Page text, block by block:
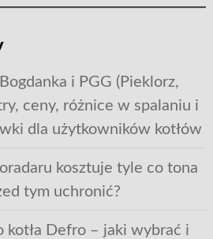
i PGG (Pieklorz,
ceny, różnice w spalaniu i
dla użytkowników kotłów
kosztuje tyle co tona
tym uchronić?
kotła Defro – jaki wybrać i